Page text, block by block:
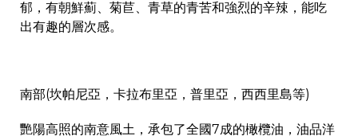
郁，有朝鮮薊、菊苣、青草的青苦和強烈的辛辣，能吃
出有趣的層次感。
南部(坎帕尼亞，卡拉布里亞，普里亞，西西里島等)
艷陽高照的南意風土，承包了全國7成的橄欖油，油品洋